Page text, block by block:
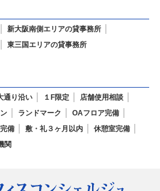
新大阪南側エリアの貸事務所
東三国エリアの貸事務所
通り沿い １F限定
店舗使用相談
ランドマーク
OAフロア完備
備 敷・礼３ヶ月以内
休憩室完備
関